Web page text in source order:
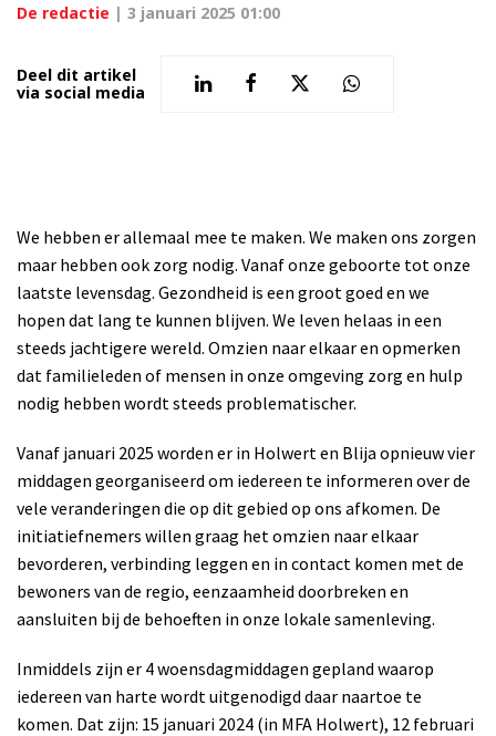
De redactie | 3 januari 2025 01:00
Deel dit artikel
via social media
We hebben er allemaal mee te maken. We maken ons zorgen
maar hebben ook zorg nodig. Vanaf onze geboorte tot onze
laatste levensdag. Gezondheid is een groot goed en we
hopen dat lang te kunnen blijven. We leven helaas in een
steeds jachtigere wereld. Omzien naar elkaar en opmerken
dat familieleden of mensen in onze omgeving zorg en hulp
nodig hebben wordt steeds problematischer.
Vanaf januari 2025 worden er in Holwert en Blija opnieuw vier
middagen georganiseerd om iedereen te informeren over de
vele veranderingen die op dit gebied op ons afkomen. De
initiatiefnemers willen graag het omzien naar elkaar
bevorderen, verbinding leggen en in contact komen met de
bewoners van de regio, eenzaamheid doorbreken en
aansluiten bij de behoeften in onze lokale samenleving.
Inmiddels zijn er 4 woensdagmiddagen gepland waarop
iedereen van harte wordt uitgenodigd daar naartoe te
komen. Dat zijn: 15 januari 2024 (in MFA Holwert), 12 februari